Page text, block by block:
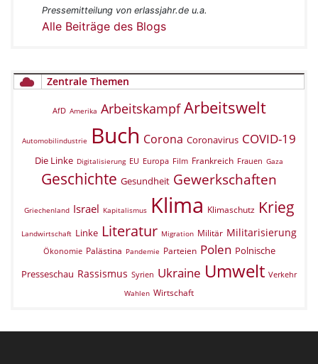
Pressemitteilung von erlassjahr.de u.a.
Alle Beiträge des Blogs
Zentrale Themen
AfD Amerika Arbeitskampf Arbeitswelt
Automobilindustrie Buch Corona Coronavirus COVID-19
Die Linke Digitalisierung EU Europa Film Frankreich Frauen Gaza
Geschichte Gesundheit Gewerkschaften
Griechenland Israel Kapitalismus Klima Klimaschutz Krieg
Landwirtschaft Linke Literatur Migration Militär Militarisierung
Ökonomie Palästina Pandemie Parteien Polen Polnische
Presseschau Rassismus Syrien Ukraine Umwelt Verkehr
Wahlen Wirtschaft